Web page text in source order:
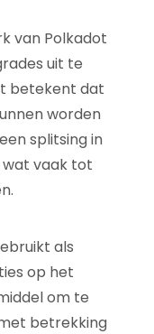
van Polkadot
uit te
betekent dat
worden
splitsing in
vaak tot
als
op het
om te
betrekking